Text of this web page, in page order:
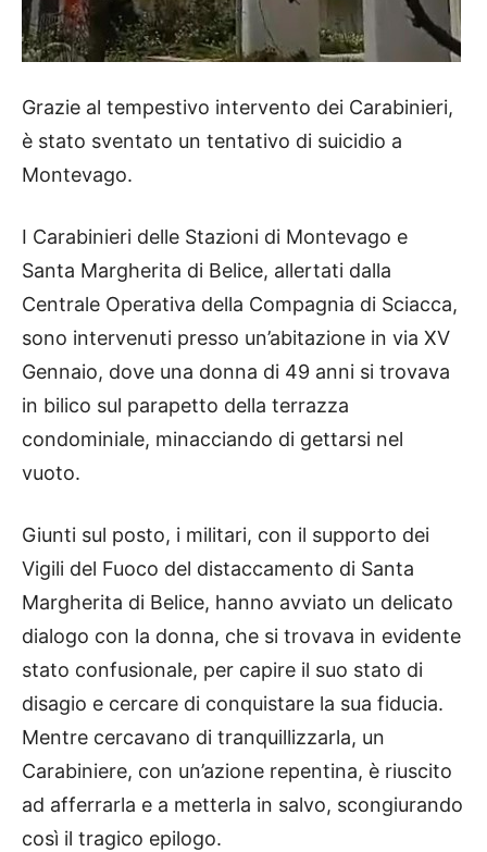
Grazie al tempestivo intervento dei Carabinieri,
è stato sventato un tentativo di suicidio a
Montevago.
I Carabinieri delle Stazioni di Montevago e
Santa Margherita di Belice, allertati dalla
Centrale Operativa della Compagnia di Sciacca,
sono intervenuti presso un’abitazione in via XV
Gennaio, dove una donna di 49 anni si trovava
in bilico sul parapetto della terrazza
condominiale, minacciando di gettarsi nel
vuoto.
Giunti sul posto, i militari, con il supporto dei
Vigili del Fuoco del distaccamento di Santa
Margherita di Belice, hanno avviato un delicato
dialogo con la donna, che si trovava in evidente
stato confusionale, per capire il suo stato di
disagio e cercare di conquistare la sua fiducia.
Mentre cercavano di tranquillizzarla, un
Carabiniere, con un’azione repentina, è riuscito
ad afferrarla e a metterla in salvo, scongiurando
così il tragico epilogo.